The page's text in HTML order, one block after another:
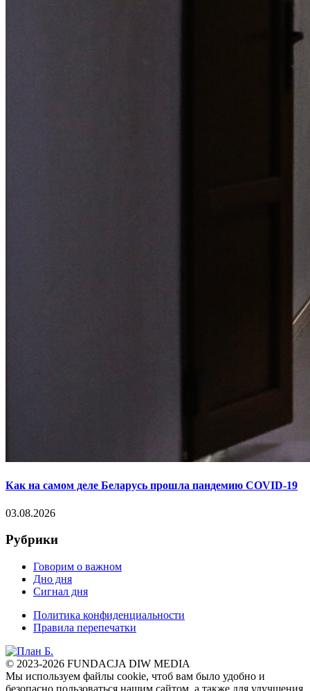
Как на самом деле Беларусь прошла пандемию COVID-19
03.08.2026
Рубрики
Говорим о важном
Дно дня
Сигнал дня
Политика конфиденциальности
Правила перепечатки
© 2023-2026 FUNDACJA DIW MEDIA
Мы используем файлы cookie, чтоб вам было удобно и
безопасно пользоваться нашим сайтом, а также для улучшения